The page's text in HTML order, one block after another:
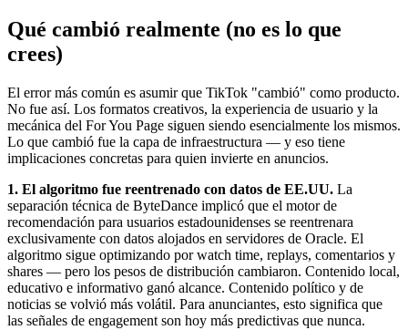
Qué cambió realmente (no es lo que
crees)
El error más común es asumir que TikTok "cambió" como producto.
No fue así. Los formatos creativos, la experiencia de usuario y la
mecánica del For You Page siguen siendo esencialmente los mismos.
Lo que cambió fue la capa de infraestructura — y eso tiene
implicaciones concretas para quien invierte en anuncios.
1. El algoritmo fue reentrenado con datos de EE.UU. La
separación técnica de ByteDance implicó que el motor de
recomendación para usuarios estadounidenses se reentrenara
exclusivamente con datos alojados en servidores de Oracle. El
algoritmo sigue optimizando por watch time, replays, comentarios y
shares — pero los pesos de distribución cambiaron. Contenido local,
educativo e informativo ganó alcance. Contenido político y de
noticias se volvió más volátil. Para anunciantes, esto significa que
las señales de engagement son hoy más predictivas que nunca.